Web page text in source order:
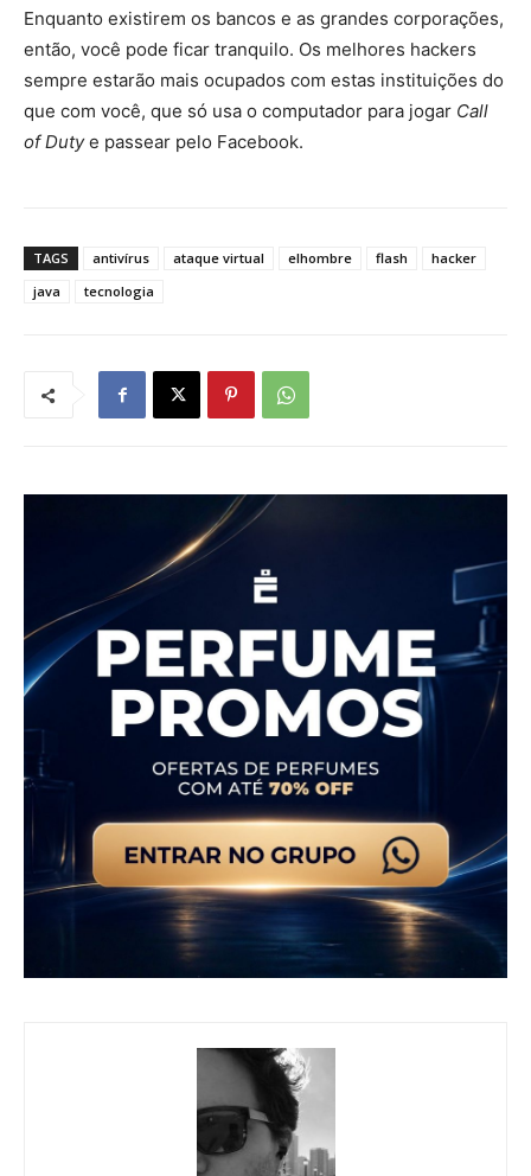
Enquanto existirem os bancos e as grandes corporações,
então, você pode ficar tranquilo. Os melhores hackers
sempre estarão mais ocupados com estas instituições do
que com você, que só usa o computador para jogar Call
of Dutye passear pelo Facebook.
TAGS antivírus ataque virtual elhombre flash
hacker
java
tecnologia